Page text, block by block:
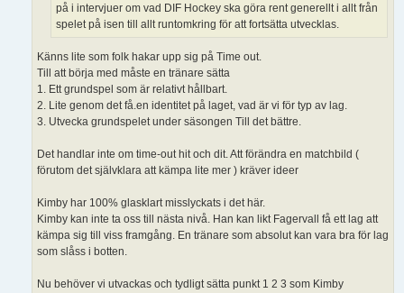
på i intervjuer om vad DIF Hockey ska göra rent generellt i allt från
spelet på isen till allt runtomkring för att fortsätta utvecklas.
Känns lite som folk hakar upp sig på Time out.
Till att börja med måste en tränare sätta
1. Ett grundspel som är relativt hållbart.
2. Lite genom det få.en identitet på laget, vad är vi för typ av lag.
3. Utvecka grundspelet under säsongen Till det bättre.
Det handlar inte om time-out hit och dit. Att förändra en matchbild (
förutom det självklara att kämpa lite mer ) kräver ideer
Kimby har 100% glasklart misslyckats i det här.
Kimby kan inte ta oss till nästa nivå. Han kan likt Fagervall få ett lag att
kämpa sig till viss framgång. En tränare som absolut kan vara bra för lag
som slåss i botten.
Nu behöver vi utvackas och tydligt sätta punkt 1 2 3 som Kimby